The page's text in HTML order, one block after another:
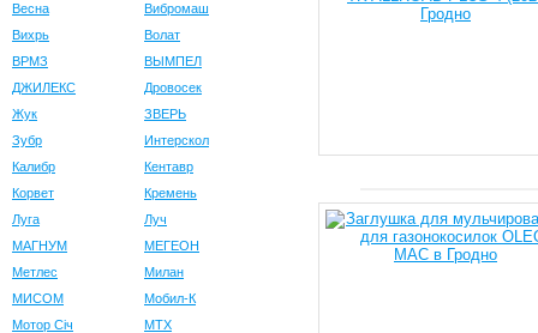
Весна
Вибромаш
Вихрь
Волат
ВРМЗ
ВЫМПЕЛ
ДЖИЛЕКС
Дровосек
Жук
ЗВЕРЬ
Зубр
Интерскол
Калибр
Кентавр
Корвет
Кремень
Луга
Луч
МАГНУМ
МЕГЕОН
Метлес
Милан
МИСОМ
Мобил-К
Мотор Сiч
МТХ